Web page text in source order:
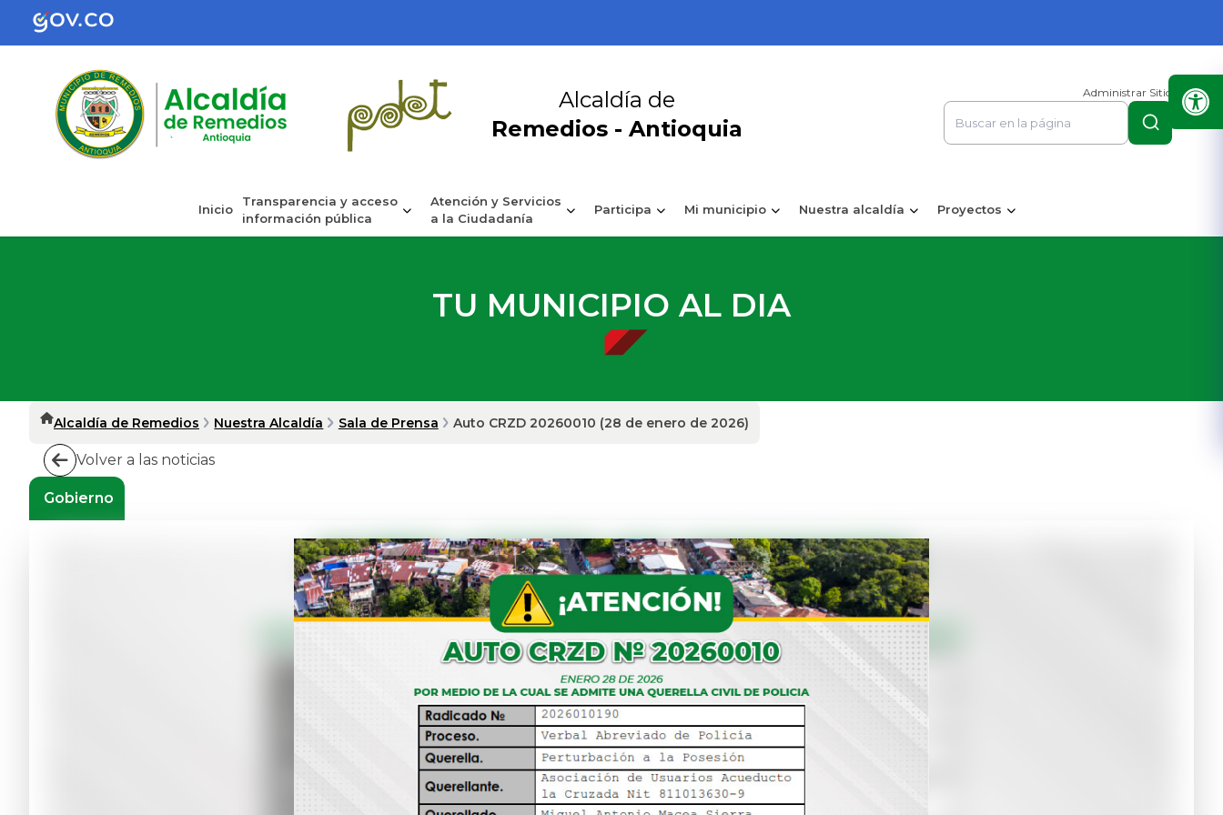
Alcaldía de
Remedios - Antioquia
Administrar Sitio
Inicio
Transparencia y acceso
información pública
Atención y Servicios
a la Ciudadanía
Participa Mi municipio Nuestra alcaldía Proyectos
TU MUNICIPIO AL DIA
Alcaldía de Remedios Nuestra Alcaldía Sala de Prensa Auto CRZD 20260010 (28 de enero de 2026)
Volver a las noticias
Gobierno